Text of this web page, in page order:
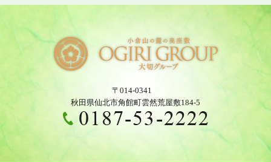
〒014-0341
秋田県仙北市角館町雲然荒屋敷184-5